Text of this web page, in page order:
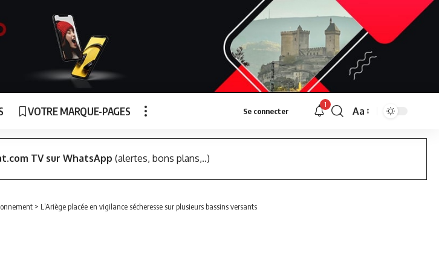
VOTRE MARQUE-PAGES Se connecter
1
Font
Aa
TV sur WhatsApp (alertes, bons plans,..)
> L’Ariège placée en vigilance sécheresse sur plusieurs bassins versants